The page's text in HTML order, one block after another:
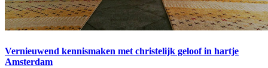
Vernieuwend kennismaken met christelijk geloof in hartje
Amsterdam